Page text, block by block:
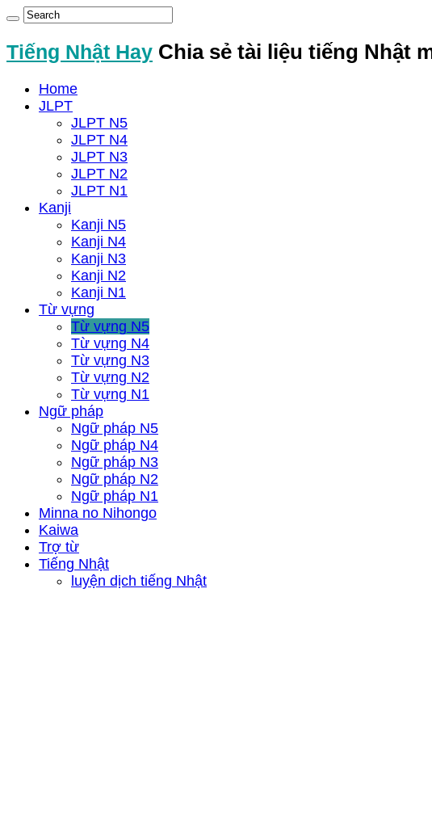
Tiếng Nhật Hay Chia sẻ tài liệu tiếng Nhật
Home
JLPT
JLPT N5
JLPT N4
JLPT N3
JLPT N2
JLPT N1
Kanji
Kanji N5
Kanji N4
Kanji N3
Kanji N2
Kanji N1
Từ vựng
Từ vựng N5
Từ vựng N4
Từ vựng N3
Từ vựng N2
Từ vựng N1
Ngữ pháp
Ngữ pháp N5
Ngữ pháp N4
Ngữ pháp N3
Ngữ pháp N2
Ngữ pháp N1
Minna no Nihongo
Kaiwa
Trợ từ
Tiếng Nhật
luyện dịch tiếng Nhật